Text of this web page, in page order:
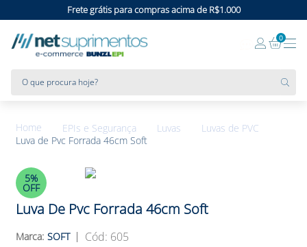
Frete grátis para compras acima de R$1.000
0
EPIs e Segurança Luvas
Luvas de PVC
Luva de Pvc Forrada 46cm Soft
5%
OFF
Luva De Pvc Forrada 46cm Soft
SOFT : 605